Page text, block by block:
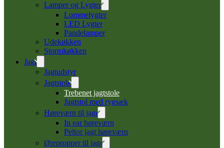
Lamper og Lygter
Lommelygter
LED Lygter
Pandelamper
Udekøkken
Stormkøkken
Jagt
Jagtudstyr
Jagtstole
Trebenet jagtstole
Jagtstol med rygsæk
Høreværn til jagt
In ear høreværn
Peltor jagt høreværn
Ørepropper til jagt